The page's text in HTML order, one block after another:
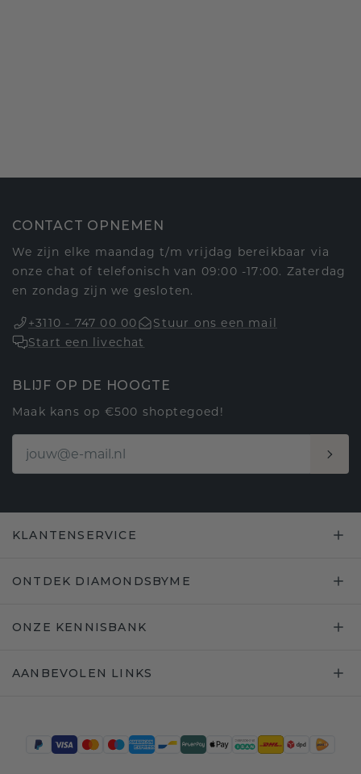
CONTACT OPNEMEN
We zijn elke maandag t/m vrijdag bereikbaar via
onze chat of telefonisch van 09:00 -17:00. Zaterdag
en zondag zijn we gesloten.
+3110 - 747 00 00
Stuur ons een mail
Start een livechat
BLIJF OP DE HOOGTE
Maak kans op €500 shoptegoed!
KLANTENSERVICE
ONTDEK DIAMONDSBYME
ONZE KENNISBANK
AANBEVOLEN LINKS